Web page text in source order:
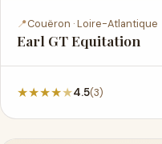
📍Couëron · Loire-Atlantique
Earl GT Equitation
★★★★★4.5(3)